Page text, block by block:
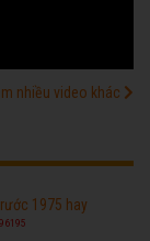
nhiều video khác
1975 hay
96195